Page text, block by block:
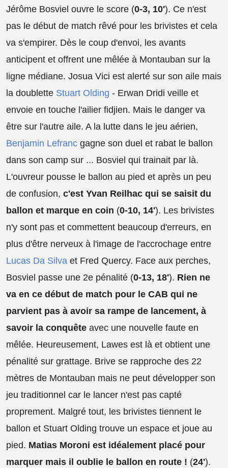
Jérôme Bosviel ouvre le score (0-3, 10'). Ce n'est
pas le début de match rêvé pour les brivistes et cela
va s'empirer. Dès le coup d'envoi, les avants
anticipent et offrent une mêlée à Montauban sur la
ligne médiane. Josua Vici est alerté sur son aile mais
la doublette Stuart Olding - Erwan Dridi veille et
envoie en touche l'ailier fidjien. Mais le danger va
être sur l'autre aile. A la lutte dans le jeu aérien,
Benjamin Lefranc gagne son duel et rabat le ballon
dans son camp sur ... Bosviel qui trainait par là.
L'ouvreur pousse le ballon au pied et après un peu
de confusion, c'est Yvan Reilhac qui se saisit du
ballon et marque en coin (0-10, 14'). Les brivistes
n'y sont pas et commettent beaucoup d'erreurs, en
plus d'être nerveux à l'image de l'accrochage entre
Lucas Da Silva et Fred Quercy. Face aux perches,
Bosviel passe une 2e pénalité (0-13, 18'). Rien ne
va en ce début de match pour le CAB qui ne
parvient pas à avoir sa rampe de lancement, à
savoir la conquête avec une nouvelle faute en
mêlée. Heureusement, Lawes est là et obtient une
pénalité sur grattage. Brive se rapproche des 22
mètres de Montauban mais ne peut développer son
jeu traditionnel car le lancer n'est pas capté
proprement. Malgré tout, les brivistes tiennent le
ballon et Stuart Olding trouve un espace et joue au
pied. Matias Moroni est idéalement placé pour
marquer mais il oublie le ballon en route ! (24').